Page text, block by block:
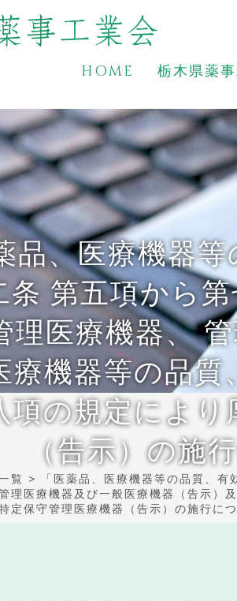
HOME 栃木県薬
品、医療機器
条 第五項から
理医療機器、
療機器等の品
項の規定によ
（告示）の施
覧 >
「医薬品、医療機器等の品質、
理医療機器及び一般医療機器（告示）
定保守管理医療機器（告示）の施行に